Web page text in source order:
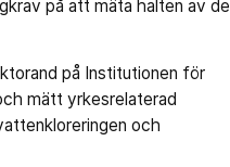
på att mäta halten av de
på Institutionen för
mätt yrkesrelaterad
och